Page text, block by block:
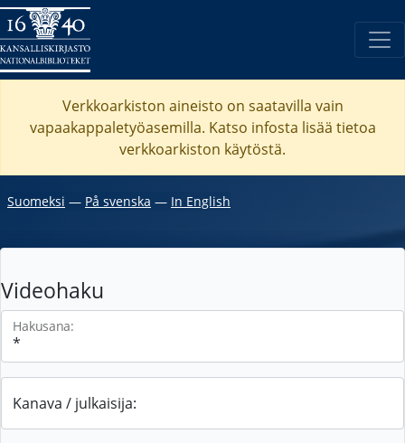
Verkkoarkiston aineisto on saatavilla vain
vapaakappaletyöasemilla. Katso infosta lisää tietoa
verkkoarkiston käytöstä.
Suomeksi ― På svenska ― In English
Videohaku
Hakusana:
Kanava / julkaisija: